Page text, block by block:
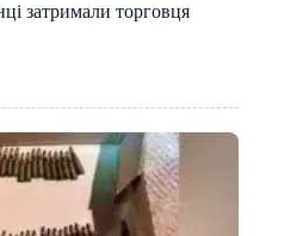
затримали торговця